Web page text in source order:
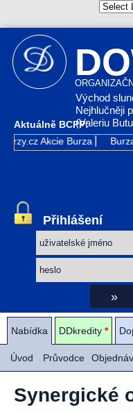
Východ
Nejhlučněji
(Valeriu
Aktuálně BCPP:
Akcie Burza
Přihlášení
Nabídka DDkredity *
Úvod Průvodce
Synergické